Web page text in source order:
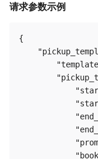
请求参数示例
{